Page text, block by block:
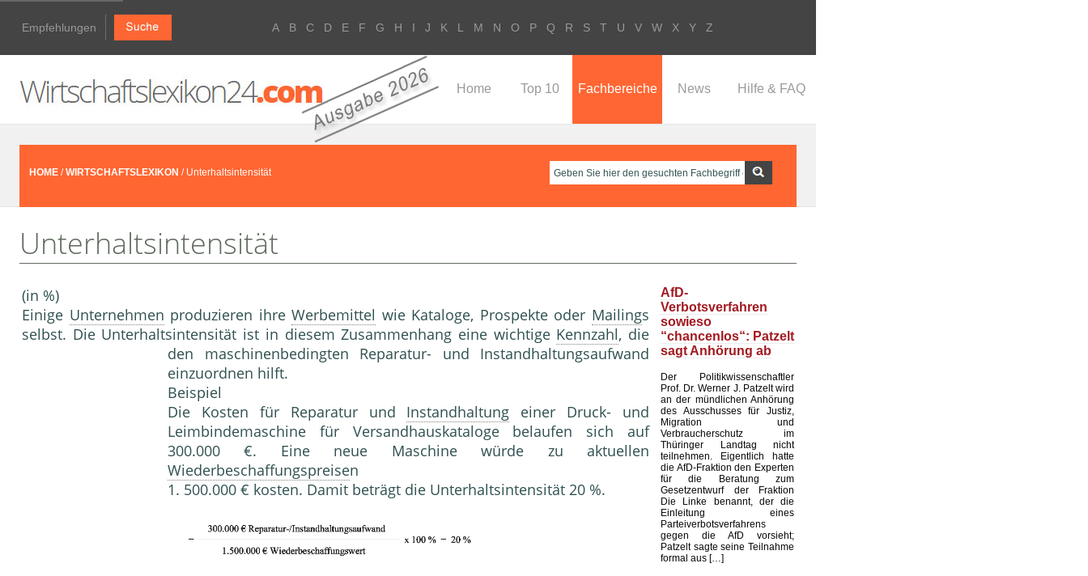
Empfehlungen A B C D E F G H I J K L M N O P Q R S T U V W X Y Z
Home Top 10 Fachbereiche News Hilfe & FAQ
HOME /WIRTSCHAFTSLEXIKON / Unterhaltsintensität
Unterhaltsintensität
(in %)
Einige Unternehmen produzieren ihreWerbemittel wie Kataloge, Prospek­te oder Mailings
selbst. Die Unterhaltsintensität ist in diesem Zusammen­hang eine wichtige Kennzahl, die
den maschinenbedingten Reparatur- und Instandhaltungsaufwand
einzuordnen hilft.
Beispiel
Die Kosten für Reparatur und Instandhaltung einer Druck- und
Leimbin­demaschine für Versandhauskataloge belaufen sich auf
300.000 €. Eine neue Maschine würde zu aktuellen
Wiederbeschaffungspreisen
1. 500.000 € kosten. Damit beträgt die Unterhaltsintensität 20 %.
AfD-
Verbotsverfahren
sowieso
“chancenlos“: Patzelt
sagt Anhörung ab
Der Politikwissenschaftler
Prof. Dr. Werner J. Patzelt wird
an der mündlichen Anhörung
des Ausschusses für Justiz,
Migration und
Verbraucherschutz im
Thüringer Landtag nicht
teilnehmen. Eigentlich hatte
die AfD-Fraktion den Experten
für die Beratung zum
Gesetzentwurf der Fraktion
Die Linke benannt, der die
Einleitung eines
Parteiverbotsverfahrens
gegen die AfD vorsieht;
Patzelt sagte seine Teilnahme
formal aus […]